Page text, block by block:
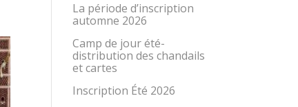
La période d’inscription
automne 2026
Camp de jour été-
distribution des chandails
et cartes
Inscription Été 2026